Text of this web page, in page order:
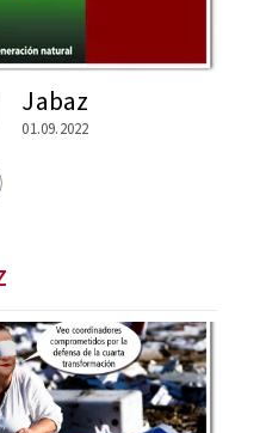
Jabaz
01.09.2022